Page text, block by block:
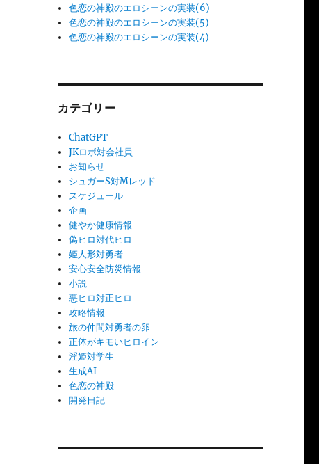
色恋の神殿のエロシーンの実装(6)
色恋の神殿のエロシーンの実装(5)
色恋の神殿のエロシーンの実装(4)
カテゴリー
ChatGPT
JKロボ対会社員
お知らせ
シュガーS対Mレッド
スケジュール
企画
健やか健康情報
偽ヒロ対代ヒロ
姫人形対勇者
安心安全防災情報
小説
悪ヒロ対正ヒロ
攻略情報
旅の仲間対勇者の卵
正体がキモいヒロイン
淫姫対学生
生成AI
色恋の神殿
開発日記